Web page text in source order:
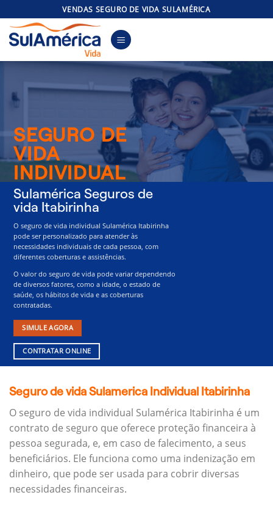
to
content
VENDAS SEGURO DE VIDA SULAMÉRICA
SEGURO DE
VIDA
INDIVIDUAL
Sulamérica Seguros de
vida Itabirinha
O seguro de vida individual Sulamérica Itabirinha
pode ser personalizado para atender às
necessidades individuais de cada pessoa, com
diferentes coberturas e assistências.
O valor do seguro de vida pode variar dependendo
de diversos fatores, como a idade, o estado de
saúde, os hábitos de vida e as coberturas
contratadas.
SIMULE AGORA
CONTRATAR ONLINE
Seguro de vida Sulamerica Individual Itabirinha
O seguro de vida individual Sulamérica Itabirinha é um
contrato de seguro que oferece proteção financeira à
pessoa segurada, e, em caso de falecimento, a seus
beneficiários. Ele funciona como uma indenização em
dinheiro, que pode ser usada para cobrir diversas
necessidades financeiras.